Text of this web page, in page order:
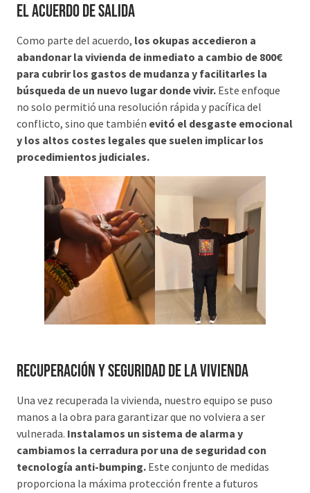
El Acuerdo de Salida
Como parte del acuerdo, los okupas accedieron a
abandonar la vivienda de inmediato a cambio de 800€
para cubrir los gastos de mudanza y facilitarles la
búsqueda de un nuevo lugar donde vivir. Este enfoque
no solo permitió una resolución rápida y pacífica del
conflicto, sino que también evitó el desgaste emocional
y los altos costes legales que suelen implicar los
procedimientos judiciales.
Recuperación y Seguridad de la Vivienda
Una vez recuperada la vivienda, nuestro equipo se puso
manos a la obra para garantizar que no volviera a ser
vulnerada. Instalamos un sistema de alarma y
cambiamos la cerradura por una de seguridad con
tecnología anti-bumping. Este conjunto de medidas
proporciona la máxima protección frente a futuros